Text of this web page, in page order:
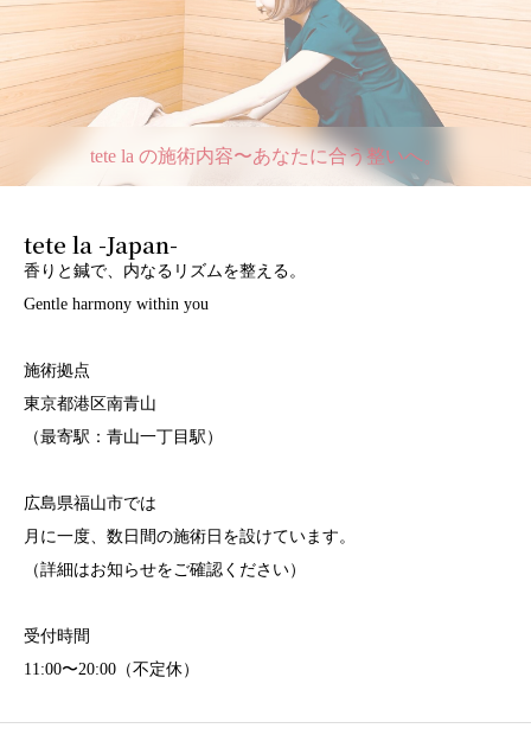
tete la の施術内容〜あなたに合う整いへ。
tete la -Japan-
香りと鍼で、内なるリズムを整える。
Gentle harmony within you
施術拠点
東京都港区南青山
（最寄駅：青山一丁目駅）
広島県福山市では
月に一度、数日間の施術日を設けています。
（詳細はお知らせをご確認ください）
受付時間
11:00〜20:00（不定休）